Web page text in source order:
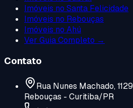
Imóveis no Santa Felicidade
Imóveis no Rebouças
Imóveis no Ahú
Ver Guia Completo →
Contato
Rua Nunes Machado, 1129
Rebouças - Curitiba/PR